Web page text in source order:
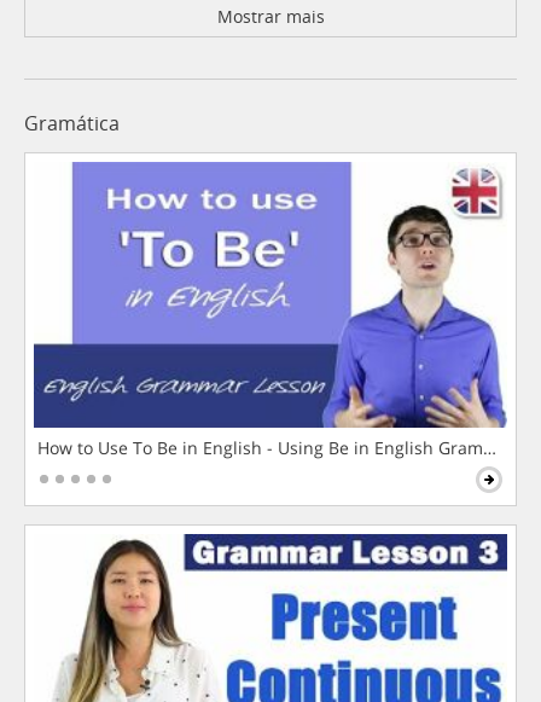
Mostrar mais
Gramática
How to Use To Be in English - Using Be in English Grammar